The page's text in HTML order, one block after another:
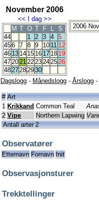
November 2006
<< I dag >>
M T O T F L
S
44
1 2 3 4 5
456 7 8 9 10 11 12
46 13 14 15 16 17 18 19
4720212223242526
4827282930
Dagslogg - Månedslogg - Årslogg -
# Art
1 Krikkand Common Teal
2 Vipe Northern Lapwing
Antall arter 2
Observatører
Etternavn Fornavn Init
Observasjonsturer
Trekktellinger